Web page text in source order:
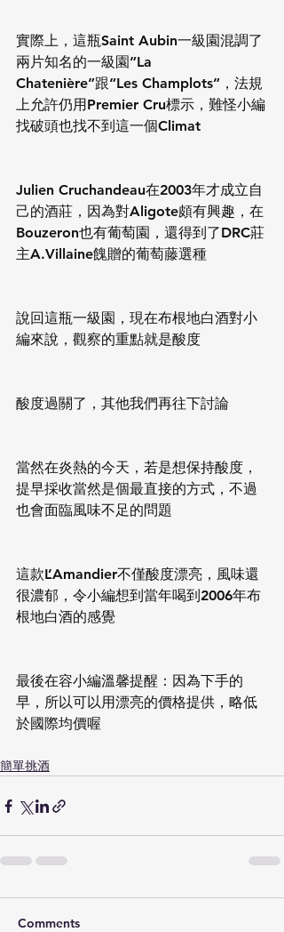
實際上，這瓶Saint Aubin一級園混調了
兩片知名的一級園”La
Chatenière”跟“Les Champlots”，法規
上允許仍用Premier Cru標示，難怪小編
找破頭也找不到這一個Climat
Julien Cruchandeau在2003年才成立自
己的酒莊，因為對Aligote頗有興趣，在
Bouzeron也有葡萄園，還得到了DRC莊
主A.Villaine餽贈的葡萄藤選種
說回這瓶一級園，現在布根地白酒對小
編來說，觀察的重點就是酸度
酸度過關了，其他我們再往下討論
當然在炎熱的今天，若是想保持酸度，
提早採收當然是個最直接的方式，不過
也會面臨風味不足的問題
這款L’Amandier不僅酸度漂亮，風味還
很濃郁，令小編想到當年喝到2006年布
根地白酒的感覺
最後在容小編溫馨提醒：因為下手的
早，所以可以用漂亮的價格提供，略低
於國際均價喔
簡單挑酒
Comments